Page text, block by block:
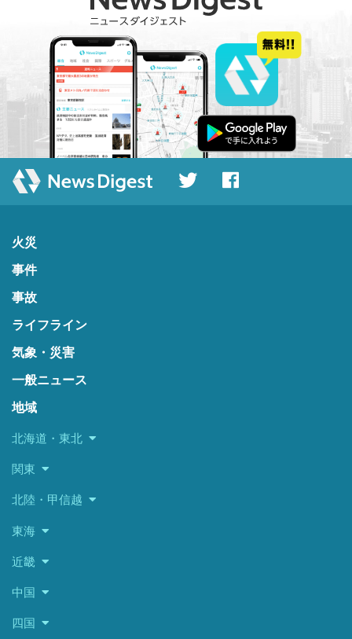
火災
事件
事故
ライフライン
気象・災害
一般ニュース
地域
北海道・東北
関東
北陸・甲信越
東海
近畿
中国
四国